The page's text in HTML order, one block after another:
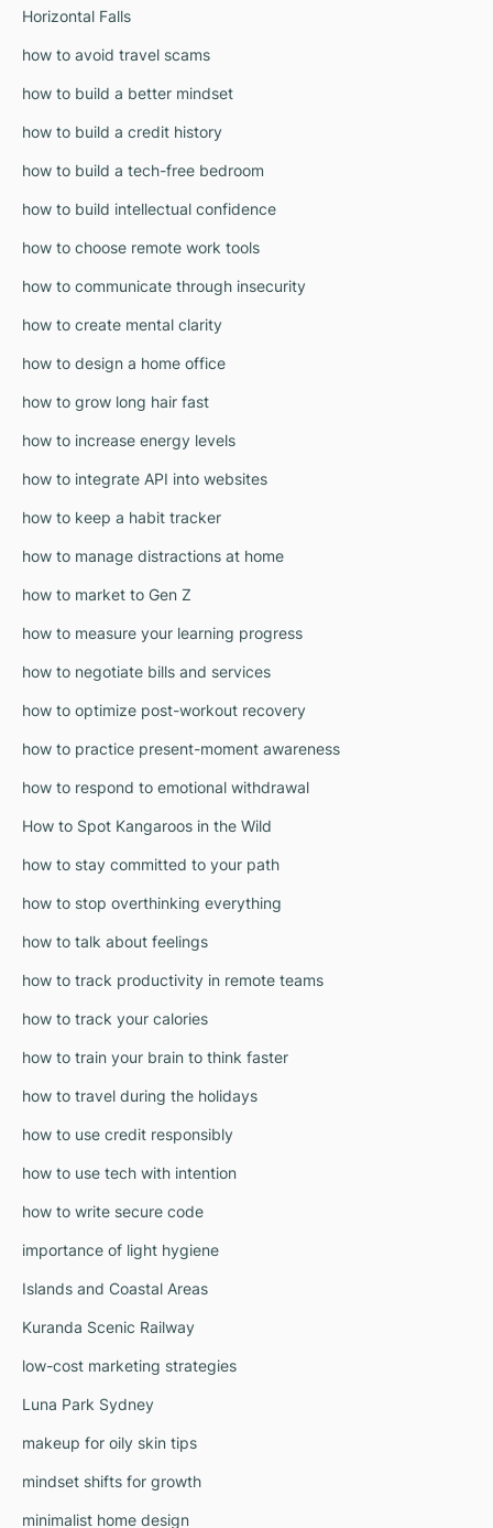
Horizontal Falls
how to avoid travel scams
how to build a better mindset
how to build a credit history
how to build a tech-free bedroom
how to build intellectual confidence
how to choose remote work tools
how to communicate through insecurity
how to create mental clarity
how to design a home office
how to grow long hair fast
how to increase energy levels
how to integrate API into websites
how to keep a habit tracker
how to manage distractions at home
how to market to Gen Z
how to measure your learning progress
how to negotiate bills and services
how to optimize post-workout recovery
how to practice present-moment awareness
how to respond to emotional withdrawal
How to Spot Kangaroos in the Wild
how to stay committed to your path
how to stop overthinking everything
how to talk about feelings
how to track productivity in remote teams
how to track your calories
how to train your brain to think faster
how to travel during the holidays
how to use credit responsibly
how to use tech with intention
how to write secure code
importance of light hygiene
Islands and Coastal Areas
Kuranda Scenic Railway
low-cost marketing strategies
Luna Park Sydney
makeup for oily skin tips
mindset shifts for growth
minimalist home design